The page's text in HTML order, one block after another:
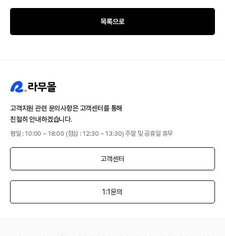
목록으로
고객지원 관련 문의사항은 고객센터를 통해
친절히 안내하겠습니다.
평일 : 10:00 ~ 18:00 (점심 : 12:30 ~ 13:30) 주말 및 공휴일 휴무
고객센터
1:1문의